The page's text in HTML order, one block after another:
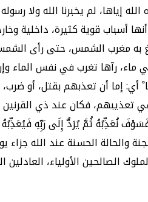
الأسباب التي أعطاه الله إياها، لم
أنها أسباب قوية كثيرة،
بلغ به مغرب الشمس، حتى رأى
ماء، رآها تغرب في نفس الماء
أي: إما أن تعذبهم بقتل، أو
فكان عند ذي
نُعَذِّبُهُ ثُمَّ يُرَدُّ إِلَى رَبِّهِ فَيُعَذِّبُهُ
والحالة الحسنة عند الله
الصالحين الأولياء،